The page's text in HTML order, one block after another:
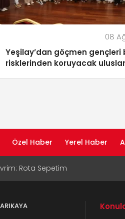
08
Yeşilay’dan göçmen gençleri
risklerinden koruyacak
Özel Haber Yerel Haber
Rota Sepetim